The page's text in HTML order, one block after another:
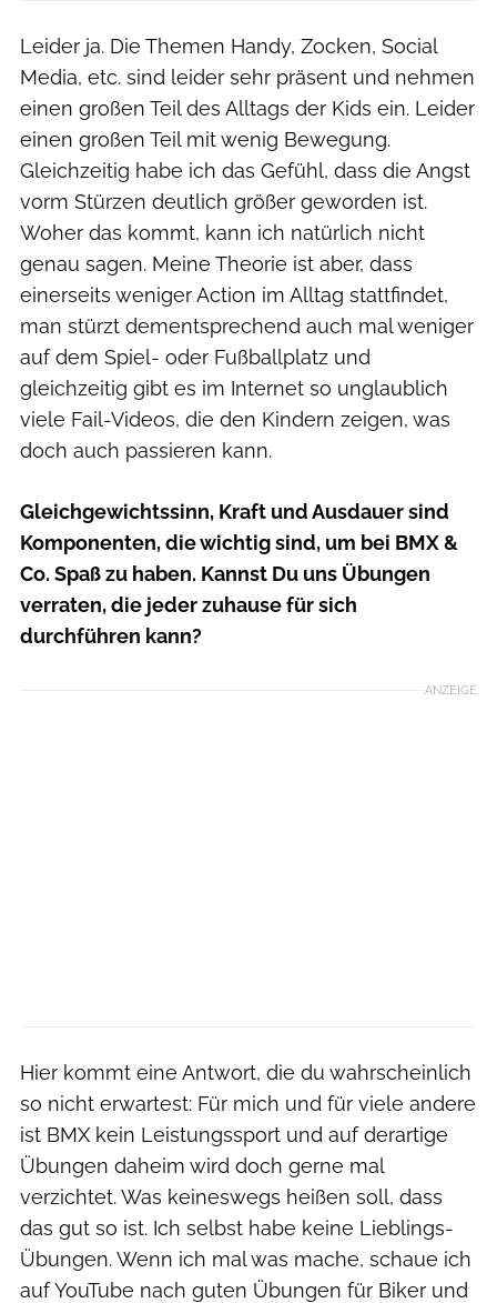
Leider ja. Die Themen Handy, Zocken, Social
Media, etc. sind leider sehr präsent und nehmen
einen großen Teil des Alltags der Kids ein. Leider
einen großen Teil mit wenig Bewegung.
Gleichzeitig habe ich das Gefühl, dass die Angst
vorm Stürzen deutlich größer geworden ist.
Woher das kommt, kann ich natürlich nicht
genau sagen. Meine Theorie ist aber, dass
einerseits weniger Action im Alltag stattfindet,
man stürzt dementsprechend auch mal weniger
auf dem Spiel- oder Fußballplatz und
gleichzeitig gibt es im Internet so unglaublich
viele Fail-Videos, die den Kindern zeigen, was
doch auch passieren kann.
Gleichgewichtssinn, Kraft und Ausdauer sind
Komponenten, die wichtig sind, um bei BMX &
Co. Spaß zu haben. Kannst Du uns Übungen
verraten, die jeder zuhause für sich
durchführen kann?
ANZEIGE
Hier kommt eine Antwort, die du wahrscheinlich
so nicht erwartest: Für mich und für viele andere
ist BMX kein Leistungssport und auf derartige
Übungen daheim wird doch gerne mal
verzichtet. Was keineswegs heißen soll, dass
das gut so ist. Ich selbst habe keine Lieblings-
Übungen. Wenn ich mal was mache, schaue ich
auf YouTube nach guten Übungen für Biker und